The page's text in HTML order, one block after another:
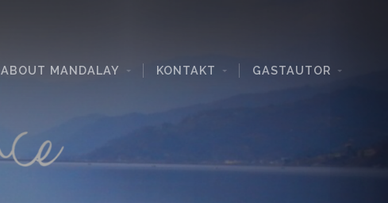
ABOUT MANDALAY KONTAKT GASTAUTOR